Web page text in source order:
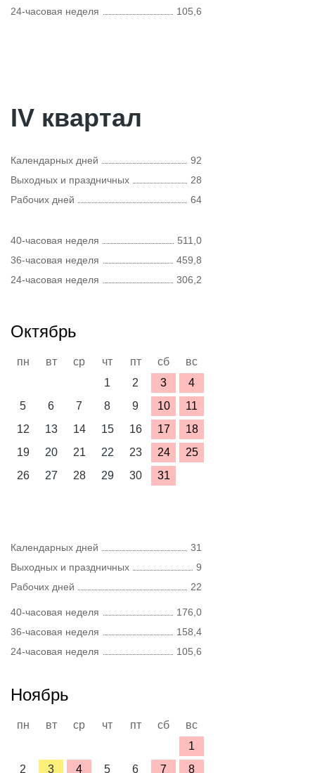
24-часовая неделя
105,6
IV квартал
Календарных дней
92
Выходных и праздничных
28
Рабочих дней
64
40-часовая неделя
511,0
36-часовая неделя
459,8
24-часовая неделя
306,2
Октябрь
пн вт ср чт пт сб
вс
1
2 3
4
5
6 7 8 9 10
11
12
13 14 15 16 17
18
19
20 21 22 23 24
25
26
27 28 29 30 31
Календарных дней
31
Выходных и праздничных
9
Рабочих дней
22
40-часовая неделя
176,0
36-часовая неделя
158,4
24-часовая неделя
105,6
Ноябрь
пн вт ср чт пт сб
вс
1
2
3 4 5 6 7 8